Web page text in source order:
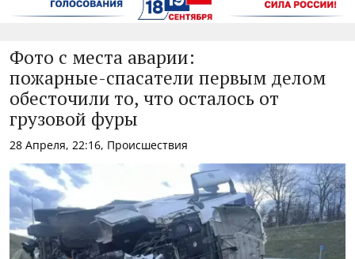
Фото с места аварии:
пожарные‑спасатели первым делом
обесточили то, что осталось от
грузовой фуры
28 Апреля, 22:16, Происшествия